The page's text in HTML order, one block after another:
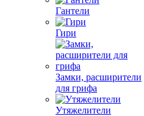
Гантели
Гири
Замки, расширители
для грифа
Утяжелители